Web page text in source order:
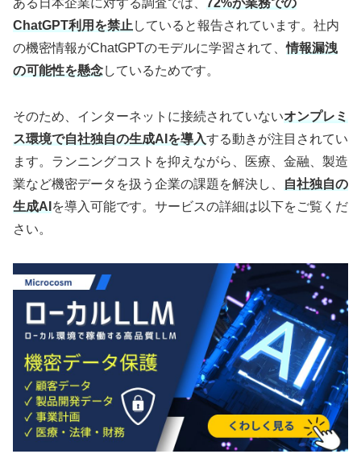
ChatGPT利用を禁止 していると報告されています。社内
の機密情報がChatGPTのモデルに学習されて、情報漏洩
の可能性を懸念しているためです。
そのため、インターネットに接続されていないオンプレミ
ス環境で自社独自の生成AIを導入する動きが注目されてい
ます。ランニングコストを抑えながら、医療、金融、製造
業など機密データを扱う企業の課題を解決し、
自社独自の
生成AI を導入可能です。サービスの詳細は以下をご覧くだ
さい。